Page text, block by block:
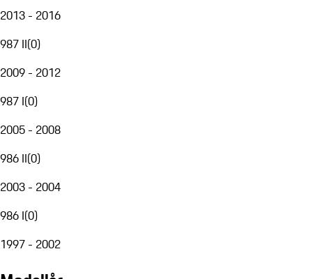
2013 - 2016
987 II(0)
2009 - 2012
987 I(0)
2005 - 2008
986 II(0)
2003 - 2004
986 I(0)
1997 - 2002